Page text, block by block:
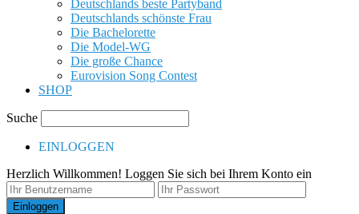
Deutschlands beste Partyband
Deutschlands schönste Frau
Die Bachelorette
Die Model-WG
Die große Chance
Eurovision Song Contest
SHOP
Suche
EINLOGGEN
Herzlich Willkommen! Loggen Sie sich bei Ihrem Konto ein